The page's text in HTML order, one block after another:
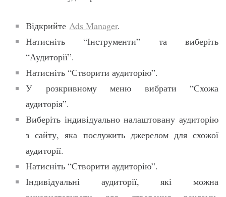
Відкрийте Ads Manager.
Натисніть “Інструменти” та виберіть
“Аудиторії”.
Натисніть “Створити аудиторію”.
У розкривному меню вибрати “Схожа
аудиторія”.
Виберіть індивідуально налаштовану аудиторію
з сайту, яка послужить джерелом для схожої
аудиторії.
Натисніть “Створити аудиторію”.
Індивідуальні аудиторії, які можна